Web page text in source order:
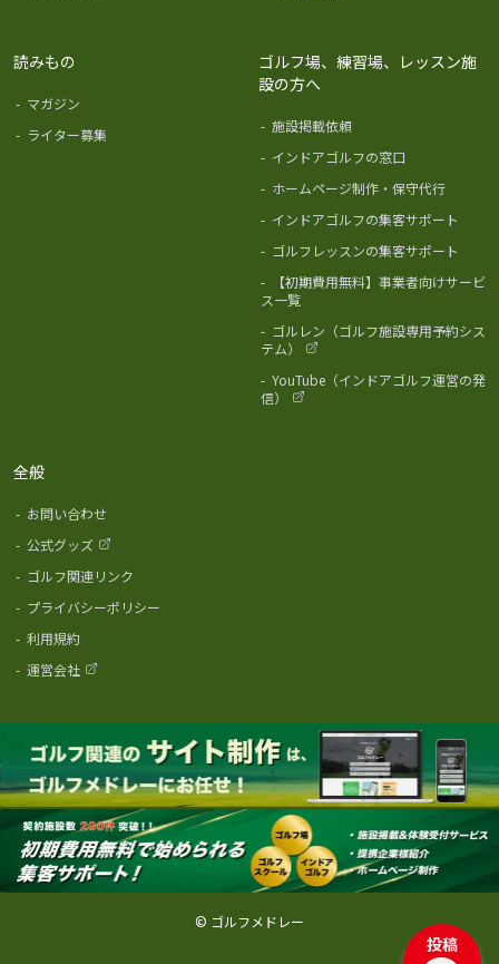
投稿
読みもの
- マガジン
- ライター募集
ゴルフ場、練習場、レッスン施
設の方へ
- 施設掲載依頼
- インドアゴルフの窓口
- ホームページ制作・保守代行
- インドアゴルフの集客サポート
- ゴルフレッスンの集客サポート
-
【初期費用無料】事業者向けサービ
ス一覧
- ゴルレン（ゴルフ施設専用予約シス
テム）
- YouTube（インドアゴルフ運営の発
信）
全般
- お問い合わせ
- 公式グッズ
- ゴルフ関連リンク
- プライバシーポリシー
- 利用規約
- 運営会社
© ゴルフメドレー